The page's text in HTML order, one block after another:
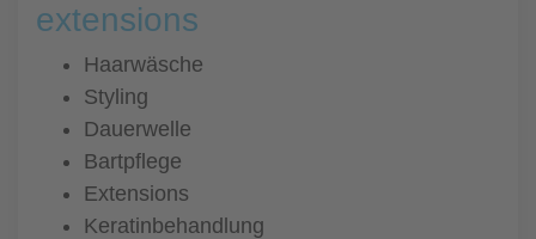
extensions
Haarwäsche
Styling
Dauerwelle
Bartpflege
Extensions
Keratinbehandlung